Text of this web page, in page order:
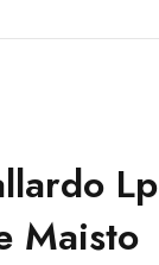
Lp
Maisto